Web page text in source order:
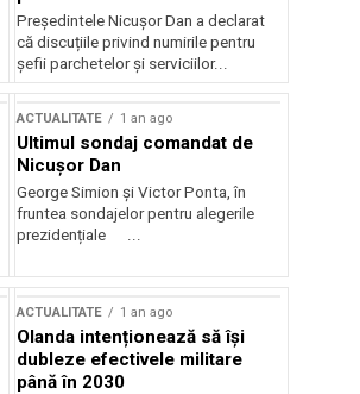
Președintele Nicușor Dan a declarat
că discuțiile privind numirile pentru
șefii parchetelor și serviciilor...
ACTUALITATE 1 an ago
Ultimul sondaj comandat de
Nicușor Dan
George Simion și Victor Ponta, în
fruntea sondajelor pentru alegerile
prezidențiale ...
ACTUALITATE 1 an ago
Olanda intenționează să își
dubleze efectivele militare
până în 2030